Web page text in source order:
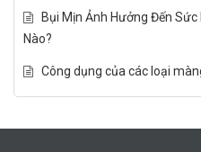
Bụi Mịn Ảnh Hưởng Đến
Nào?
Công dụng của các loại